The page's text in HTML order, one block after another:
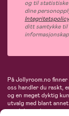
og til statistiske
dine
Integritetspolicy
ditt samtykke til
På Jollyroom.no
oss handler du raskt,
og en meget dyktig
utvalg med blant
produkter til mor,